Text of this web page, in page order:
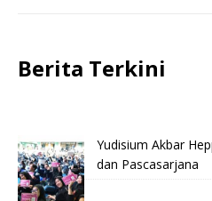
Berita Terkini
Yudisium Akbar
dan Pascasarjana